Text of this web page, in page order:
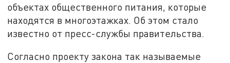
объектах общественного питания, которые
находятся в многоэтажках. Об этом стало
известно от пресс-службы правительства.
Согласно проекту закона так называемые